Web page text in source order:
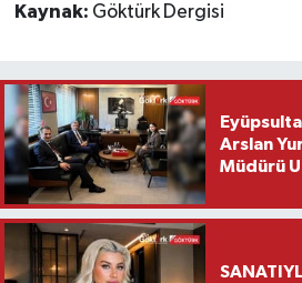
Kaynak: Göktürk Dergisi
Arslan
Müdürü
Ziyareti